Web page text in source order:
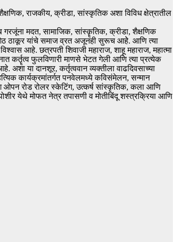
राजकीय, क्रीडा, सांस्कृतिक अशा विविध क्षेत्रातील
गरजूंना मदत, सामाजिक, सांस्कॄतिक, क्रीडा, शैक्षणिक
ठाकूर यांचे समाज व्रत अजूनही सुरूच आहेे. आणि त्या
आहे. छत्रपती शिवाजी महाराज, शाहू महाराज, महात्मा
कर्तॄत्व फुलविणारी माणसे भेटत गेली आणि त्या प्रत्येक
या दानशूर, कर्तृत्ववान व्यक्तीला वाढदिवसाच्या
कार्यक्रमांतर्गत पनवेलमध्ये कविसंमेलन, सन्मान
ओपन रोड रोलर स्केटिंग, उत्कर्ष सांस्कृतिक, कला आणि
येथे मोफत नेत्र तपासणी व मोतीबिंदू शस्त्रक्रिया आणि